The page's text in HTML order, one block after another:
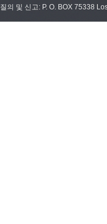
질의 및 신고: P. O. BOX 75338